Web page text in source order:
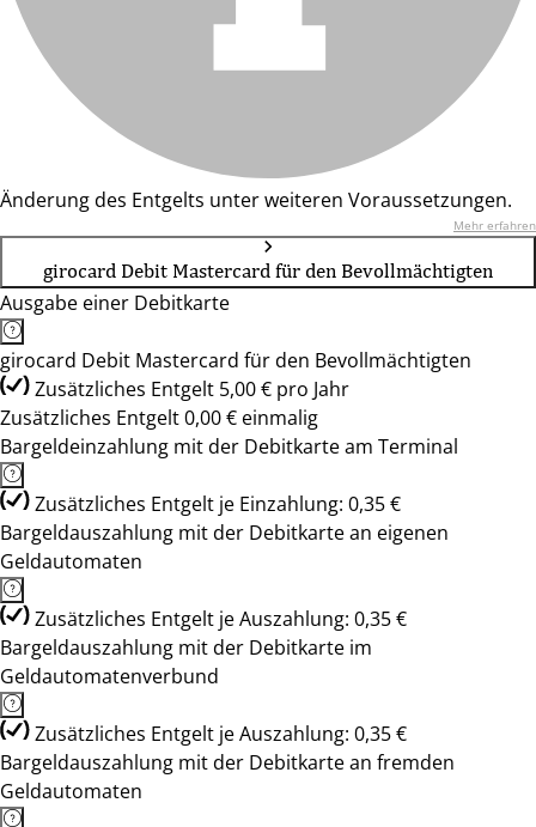
Änderung des Entgelts unter weiteren Voraussetzungen.
Mehr erfahren
girocard Debit Mastercard für den Bevollmächtigten
Ausgabe einer Debitkarte
girocard Debit Mastercard für den Bevollmächtigten
Zusätzliches Entgelt 5,00 € pro Jahr
Zusätzliches Entgelt 0,00 € einmalig
Bargeldeinzahlung mit der Debitkarte am Terminal
Zusätzliches Entgelt je Einzahlung: 0,35 €
Bargeldauszahlung mit der Debitkarte an eigenen
Geldautomaten
Zusätzliches Entgelt je Auszahlung: 0,35 €
Bargeldauszahlung mit der Debitkarte im
Geldautomatenverbund
Zusätzliches Entgelt je Auszahlung: 0,35 €
Bargeldauszahlung mit der Debitkarte an fremden
Geldautomaten